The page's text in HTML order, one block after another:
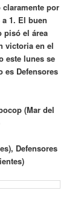
por
1. El buen
pisó el área
victoria en el
este lunes se
es Defensores
(Mar del
Defensores